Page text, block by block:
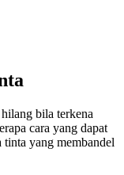
bila terkena
cara yang dapat
yang membandel